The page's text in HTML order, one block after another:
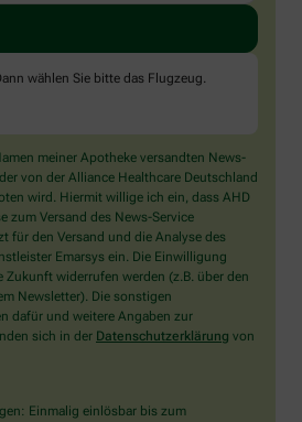
wählen Sie bitte das Flugzeug.
meiner Apotheke versandten News-
von der Alliance Healthcare Deutschland
wird. Hiermit willige ich ein, dass AHD
zum Versand des News-Service
für den Versand und die Analyse des
Emarsys ein. Die Einwilligung
Zukunft widerrufen werden (z.B. über den
Newsletter). Die sonstigen
dafür und weitere Angaben zur
sich in der Datenschutzerklärung von
Einmalig einlösbar bis zum